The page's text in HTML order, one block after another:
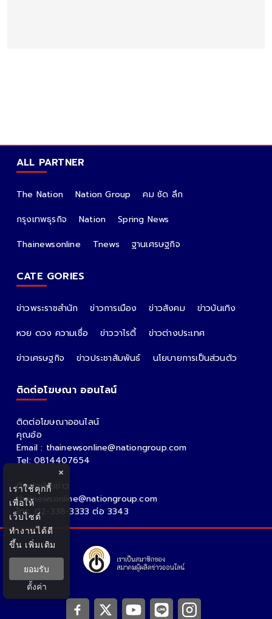
ALL PARTNER
The Nation Nation Group
คม ชัด ลึก
กรุงเทพธุรกิจ
Nation
Spring News
Thainewsonline
Tnews ฐานเศรษฐกิจ
CATE GORIES
ข่าวพระราชสำนัก ข่าวการเมือง ข่าวสังคม
ข่าวบันเทิง
หวย ดวง ความเชื่อ
ข่าววาไรตี้
ข่าวต่างประเทศ
ข่าวเศรษฐกิจ
ข่าวประชาสัมพันธ์ นโยบายการเป็นส่วนตัว
ติดต่อโฆษณา ออนไลน์
ติดต่อโฆษณาออนไลน์
คุณอ้อ
Email : thainewsonline@nationgroup.com
Tel: 0814407654
ติดต่อฝ่ายข่าว
thainewsonline@nationgroup.com
โทร. 02-338-3333 ต่อ 3343
×
เราใช้คุกกี้
เพื่อให้
เว็บไซต์
ทำงานได้ดี
ขึ้น เพิ่มเติม
ยอมรับ
ตั้งค่า